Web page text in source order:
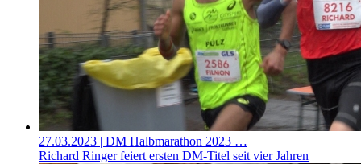
27.03.2023 | DM Halbmarathon 2023 …
Richard Ringer feiert ersten DM-Titel seit vier Jahren